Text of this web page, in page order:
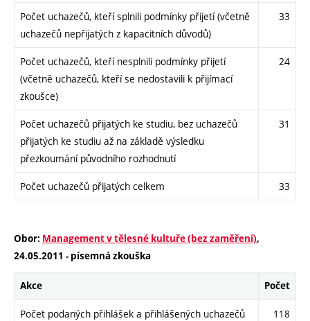
Počet uchazečů, kteří splnili podmínky přijetí (včetně
uchazečů nepřijatých z kapacitních důvodů)
33
Počet uchazečů, kteří nesplnili podmínky přijetí
(včetně uchazečů, kteří se nedostavili k přijímací
zkoušce)
24
Počet uchazečů přijatých ke studiu, bez uchazečů
přijatých ke studiu až na základě výsledku
přezkoumání původního rozhodnutí
31
Počet uchazečů přijatých celkem 33
Obor: Management v tělesné kultuře (bez zaměření),
24.05.2011 - písemná zkouška
Akce Počet
Počet podaných přihlášek a přihlášených uchazečů 118